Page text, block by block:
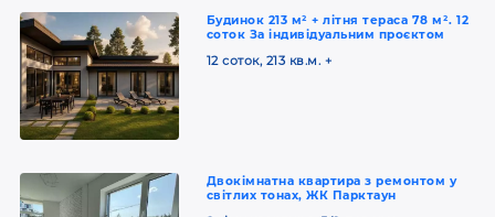
Будинок 213 м² + літня тераса 78 м². 12
соток За індивідуальним проєктом
12 соток, 213 кв.м. +
Двокімнатна квартира з ремонтом у
світлих тонах, ЖК Парктаун